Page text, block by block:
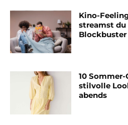
Kino-
streamst du
Blockbuster
10
stilvolle
abends